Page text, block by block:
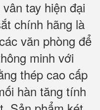
tay hiện đại
chính hãng là
văn phòng để
minh với
thép cao cấp
hàn tăng tính